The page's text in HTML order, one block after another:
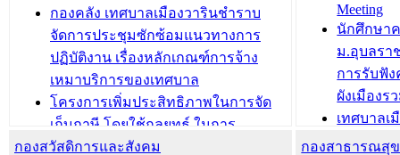
ประชาชนบุคคลประเภท 8 แก่บุคคลที่
ได้รับการเพิ่มชื่อในทะเบียนบ้าน
(ท.ร.14) กรณีคนไม่มีสัญชาติไทยได้รับ
อนุญาตให้มีถิ่นที่อยู่
ประชุมคณะกรรมการประเมินผลการ
ควบคุมภายในของ สำนัก/กอง/
โรงเรียน/ศูนย์พัฒนาเด็กเล็ก/สถานธนา
บทความ อื่นๆ ...
กองคลัง เทศบาลเมืองวารินชำราบ
จัดการประชุมซักซ้อมแนวทางการ
ปฏิบัติงาน เรื่องหลักเกณฑ์การจ้าง
เหมาบริการของเทศบาล
โครงการเพิ่มประสิทธิภาพในการจัด
เก็บภาษี โดยใช้กลยุทธ์ ในการ
พัฒนาการจัดเก็บรายได้ ประจำปี พ.ศ.
Meeting
นักศึกษา
ม.อุบลรา
การรับฟั
ผังเมืองร
เทศบาลเ
โครงการ
กองสวัสดิการและสังคม กองสาธารณสุ